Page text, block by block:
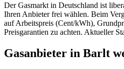
Der Gasmarkt in Deutschland ist
Ihren Anbieter frei wählen. Beim
auf Arbeitspreis (Cent/kWh),
Preisgarantien zu achten. Aktueller
Gasanbieter in Barlt